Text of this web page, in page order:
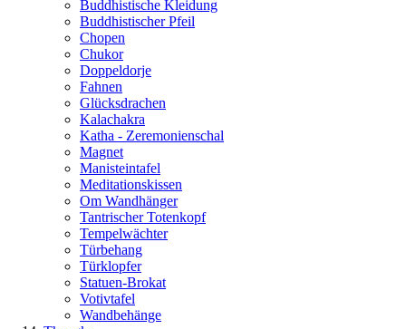
Buddhistische Kleidung
Buddhistischer Pfeil
Chopen
Chukor
Doppeldorje
Fahnen
Glücksdrachen
Kalachakra
Katha - Zeremonienschal
Magnet
Manisteintafel
Meditationskissen
Om Wandhänger
Tantrischer Totenkopf
Tempelwächter
Türbehang
Türklopfer
Statuen-Brokat
Votivtafel
Wandbehänge